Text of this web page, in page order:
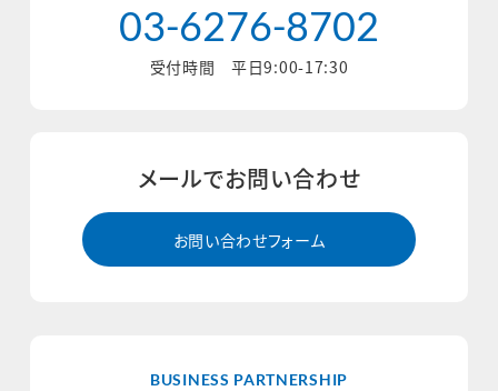
03-6276-8702
受付時間 平日9:00-17:30
メールでお問い合わせ
お問い合わせフォーム
BUSINESS PARTNERSHIP